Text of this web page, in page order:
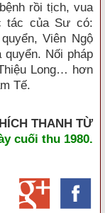
rồi tịch, vua
tác của Sư có:
Viên Ngộ
Nối pháp
Long… hơn
Tế.
THANH TỪ
cuối thu 1980.